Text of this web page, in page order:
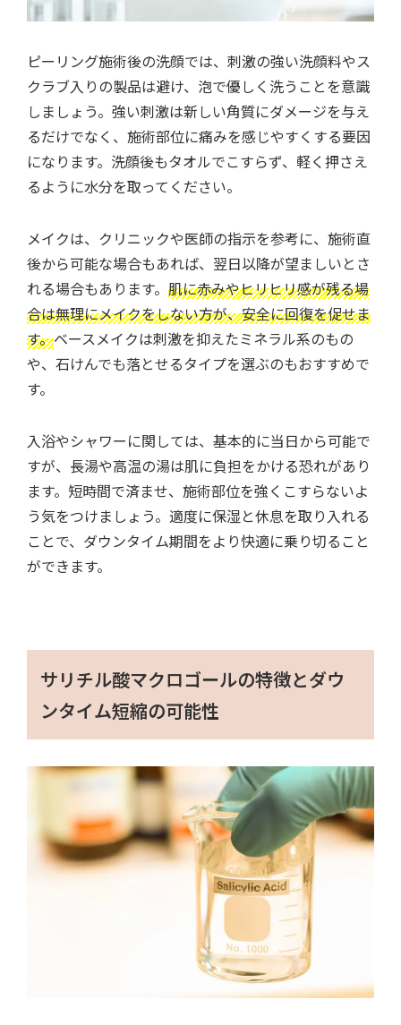
ピーリング施術後の洗顔では、刺激の強い洗顔料やス
クラブ入りの製品は避け、泡で優しく洗うことを意識
しましょう。強い刺激は新しい角質にダメージを与え
るだけでなく、施術部位に痛みを感じやすくする要因
になります。洗顔後もタオルでこすらず、軽く押さえ
るように水分を取ってください。
メイクは、クリニックや医師の指示を参考に、施術直
後から可能な場合もあれば、翌日以降が望ましいとさ
れる場合もあります。 肌に赤みやヒリヒリ感が残る場
合は無理にメイクをしない方が、安全に回復を促せま
す。ベースメイクは刺激を抑えたミネラル系のもの
や、石けんでも落とせるタイプを選ぶのもおすすめで
す。
入浴やシャワーに関しては、基本的に当日から可能で
すが、長湯や高温の湯は肌に負担をかける恐れがあり
ます。短時間で済ませ、施術部位を強くこすらないよ
う気をつけましょう。適度に保湿と休息を取り入れる
ことで、ダウンタイム期間をより快適に乗り切ること
ができます。
サリチル酸マクロゴールの特徴とダウ
ンタイム短縮の可能性